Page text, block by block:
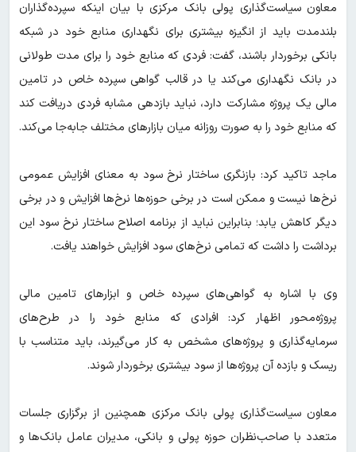
معاون سیاست‌گذاری پولی بانک مرکزی با بیان اینکه سپرده‌گذاران
بلندمدت باید از انگیزه بیشتری برای نگهداری منابع خود در شبکه
بانکی برخوردار باشند، گفت: فردی که منابع خود را برای مدت طولانی
در بانک نگهداری می‌کند یا در قالب گواهی سپرده خاص در تامین
مالی یک پروژه مشارکت دارد، نباید بازدهی مشابه فردی دریافت کند
که منابع خود را به صورت روزانه میان بازارهای مختلف جابه‌جا می‌کند.
ماجد تاکید کرد: بازنگری ساختار نرخ سود به معنای افزایش عمومی
نرخ‌ها نیست و ممکن است در برخی حوزه‌ها نرخ‌ها افزایش و در برخی
دیگر کاهش یابد؛ بنابراین نباید از برنامه اصلاح ساختار نرخ سود این
برداشت را داشت که تمامی نرخ‌های سود افزایش خواهند یافت.
وی با اشاره به گواهی‌های سپرده خاص و ابزارهای تامین مالی
پروژه‌محور اظهار کرد: افرادی که منابع خود را در طرح‌های
سرمایه‌گذاری و پروژه‌های مشخص به کار می‌گیرند، باید متناسب با
ریسک و بازده آن پروژه‌ها از سود بیشتری برخوردار شوند.
معاون سیاست‌گذاری پولی بانک مرکزی همچنین از برگزاری جلسات
متعدد با صاحب‌نظران حوزه پولی و بانکی، مدیران عامل بانک‌ها و